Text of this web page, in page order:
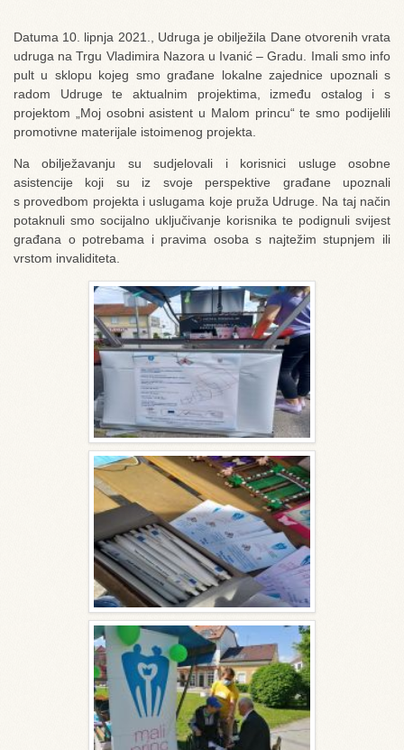
Datuma 10. lipnja 2021., Udruga je obilježila Dane otvorenih vrata
udruga na Trgu Vladimira Nazora u Ivanić – Gradu. Imali smo info
pult u sklopu kojeg smo građane lokalne zajednice upoznali s
radom Udruge te aktualnim projektima, između ostalog i s
projektom „Moj osobni asistent u Malom princu“ te smo podijelili
promotivne materijale istoimenog projekta.
Na obilježavanju su sudjelovali i korisnici usluge osobne
asistencije koji su iz svoje perspektive građane upoznali
s provedbom projekta i uslugama koje pruža Udruge. Na taj način
potaknuli smo socijalno uključivanje korisnika te podignuli svijest
građana o potrebama i pravima osoba s najtežim stupnjem ili
vrstom invaliditeta.